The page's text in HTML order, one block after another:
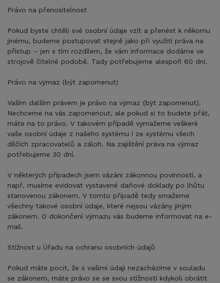
Právo na přenositelnost
Pokud byste chtěli své osobní údaje vzít a přenést k někomu
jinému, budeme postupovat stejně jako při využití práva na
přístup – jen s tím rozdílem, že vám informace dodáme ve
strojově čitelné podobě. Tady potřebujeme alespoň 60 dní.
Právo na výmaz (být zapomenut)
Vaším dalším právem je právo na výmaz (být zapomenut).
Nechceme na vás zapomenout, ale pokud si to budete přát,
máte na to právo. V takovém případě vymažeme veškeré
vaše osobní údaje z našeho systému i ze systému všech
dílčích zpracovatelů a záloh. Na zajištění práva na výmaz
potřebujeme 30 dní.
V některých případech jsem vázáni zákonnou povinností, a
např. musíme evidovat vystavené daňové doklady po lhůtu
stanovenou zákonem. V tomto případě tedy smažeme
všechny takové osobní údaje, které nejsou vázány jiným
zákonem. O dokončení výmazu vás budeme informovat na e-
mail.
Stížnost u Úřadu na ochranu osobních údajů
Pokud máte pocit, že s vašimi údaji nezacházíme v souladu
se zákonem, máte právo se se svou stížností kdykoli obrátit